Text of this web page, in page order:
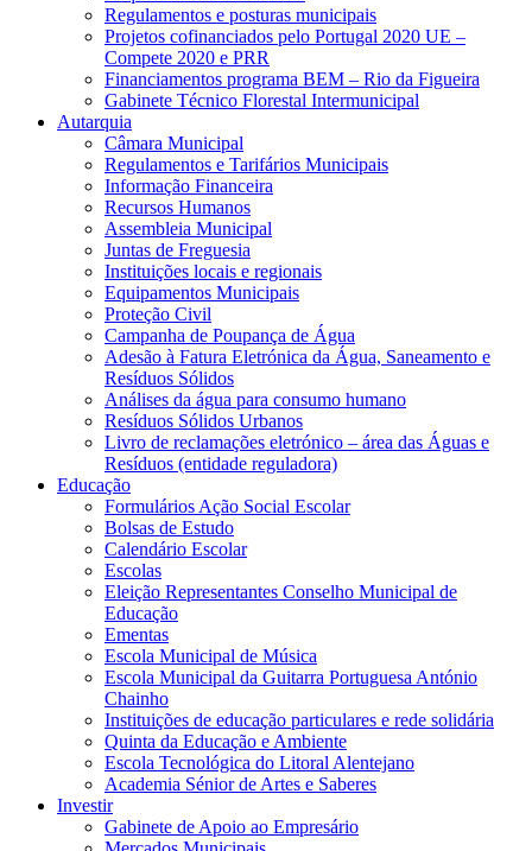
Regulamentos e posturas municipais
Projetos cofinanciados pelo Portugal 2020 UE –
Compete 2020 e PRR
Financiamentos programa BEM – Rio da Figueira
Gabinete Técnico Florestal Intermunicipal
Autarquia
Câmara Municipal
Regulamentos e Tarifários Municipais
Informação Financeira
Recursos Humanos
Assembleia Municipal
Juntas de Freguesia
Instituições locais e regionais
Equipamentos Municipais
Proteção Civil
Campanha de Poupança de Água
Adesão à Fatura Eletrónica da Água, Saneamento e
Resíduos Sólidos
Análises da água para consumo humano
Resíduos Sólidos Urbanos
Livro de reclamações eletrónico – área das Águas e
Resíduos (entidade reguladora)
Educação
Formulários Ação Social Escolar
Bolsas de Estudo
Calendário Escolar
Escolas
Eleição Representantes Conselho Municipal de
Educação
Ementas
Escola Municipal de Música
Escola Municipal da Guitarra Portuguesa António
Chainho
Instituições de educação particulares e rede solidária
Quinta da Educação e Ambiente
Escola Tecnológica do Litoral Alentejano
Academia Sénior de Artes e Saberes
Investir
Gabinete de Apoio ao Empresário